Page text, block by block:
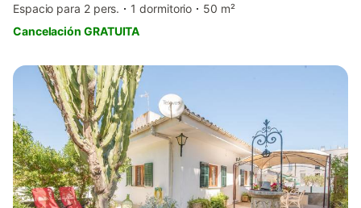
Espacio para 2 pers.
1 dormitorio
50 m²
Cancelación GRATUITA